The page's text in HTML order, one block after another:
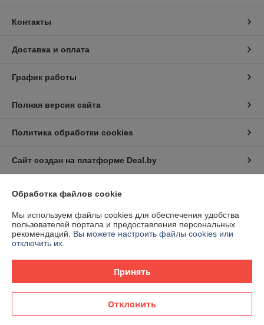
Контакты
Доставка и оплата
График работы
Полная версия сайта
Политика обработки cookies
Сайт создан на платформе Deal.by
Информация для покупателя
213051,Могилевская обл., г.Белыничи ул. Дайнеко 6
Регистрационный номер ЕГР: 791228366
Обработка файлов cookie
Мы используем файлы cookies для обеспечения удобства
пользователей портала и предоставления персональных
рекомендаций. Вы можете настроить файлы cookies или
отключить их.
Принять
Отклонить